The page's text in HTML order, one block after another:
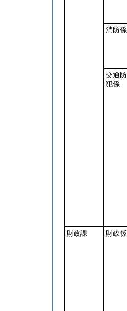
消防係
交通防
犯係
財政課 財政係